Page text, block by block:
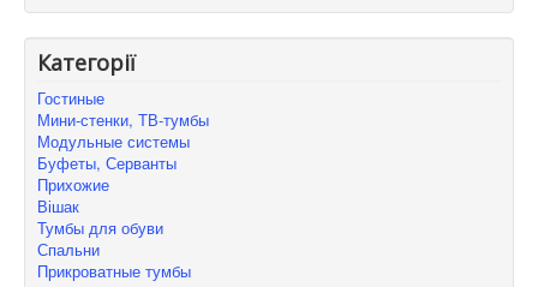
Категорії
Гостиные
Мини-стенки, ТВ-тумбы
Модульные системы
Буфеты, Серванты
Прихожие
Вішак
Тумбы для обуви
Спальни
Прикроватные тумбы